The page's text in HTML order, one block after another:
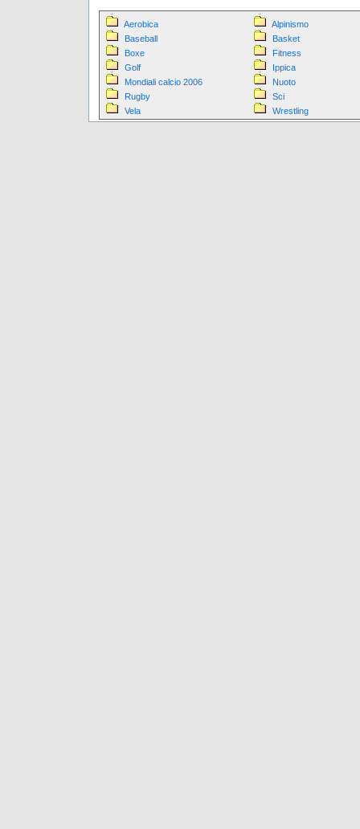
Aerobica
Alpinismo
Baseball
Basket
Boxe
Fitness
Golf
Ippica
Mondiali calcio 2006
Nuoto
Rugby
Sci
Vela
Wrestling